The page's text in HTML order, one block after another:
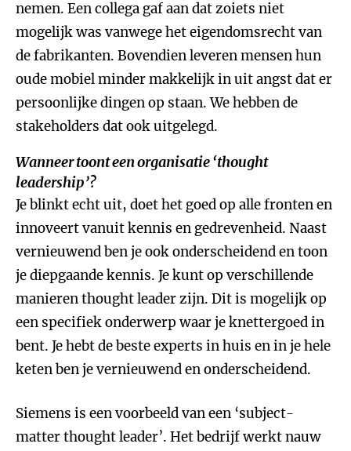
nemen. Een collega gaf aan dat zoiets niet
mogelijk was vanwege het eigendomsrecht van
de fabrikanten. Bovendien leveren mensen hun
oude mobiel minder makkelijk in uit angst dat er
persoonlijke dingen op staan. We hebben de
stakeholders dat ook uitgelegd.
Wanneer toont een organisatie ‘thought
leadership’?
Je blinkt echt uit, doet het goed op alle fronten en
innoveert vanuit kennis en gedrevenheid. Naast
vernieuwend ben je ook onderscheidend en toon
je diepgaande kennis. Je kunt op verschillende
manieren thought leader zijn. Dit is mogelijk op
een specifiek onderwerp waar je knettergoed in
bent. Je hebt de beste experts in huis en in je hele
keten ben je vernieuwend en onderscheidend.
Siemens is een voorbeeld van een ‘subject-
matter thought leader’. Het bedrijf werkt nauw